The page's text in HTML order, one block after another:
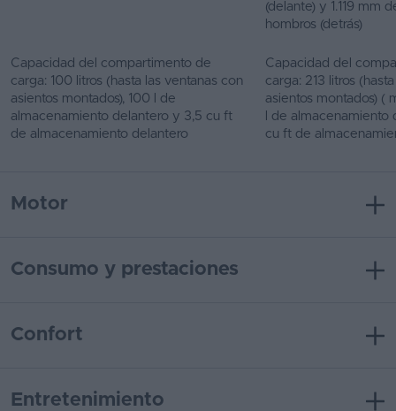
(delante) y 1.119 mm
hombros (detrás)
Capacidad del compartimento de
carga: 100 litros (hasta las ventanas con
asientos montados), 100 l de
almacenamiento delantero y 3,5 cu ft
de almacenamiento delantero
Capacidad del
carga: 213 litros
asientos montados) (
l de
cu ft de
Motor
Consumo y prestaciones
Confort
Entretenimiento